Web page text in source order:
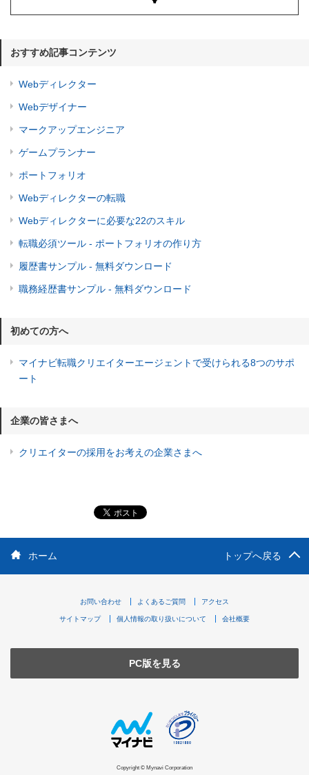
おすすめ記事コンテンツ
Webディレクター
Webデザイナー
マークアップエンジニア
ゲームプランナー
ポートフォリオ
Webディレクターの転職
Webディレクターに必要な22のスキル
転職必須ツール - ポートフォリオの作り方
履歴書サンプル - 無料ダウンロード
職務経歴書サンプル - 無料ダウンロード
初めての方へ
マイナビ転職クリエイターエージェントで受けられる8つのサポ
ート
企業の皆さまへ
クリエイターの採用をお考えの企業さまへ
ホーム トップへ戻る
お問い合わせ よくあるご質問 アクセス
サイトマップ 個人情報の取り扱いについて 会社概要
PC版を見る
Copyright © Mynavi Corporation